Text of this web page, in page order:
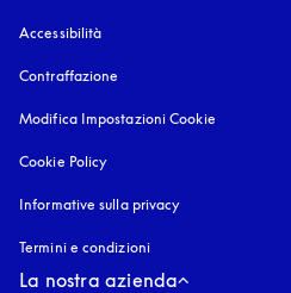
Accessibilità
Contraffazione
Modifica Impostazioni Cookie
Cookie Policy
Informative sulla privacy
Termini e condizioni
La nostra azienda